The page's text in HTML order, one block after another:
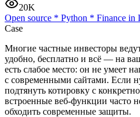
20K
Open source * Python * Finance in
Case
Многие частные инвесторы
удобно, бесплатно и всё — на
есть слабое место: он не умеет
с современными сайтами. Если
подтянуть котировку с
встроенные веб‑функции часто
обходить современные защиты.